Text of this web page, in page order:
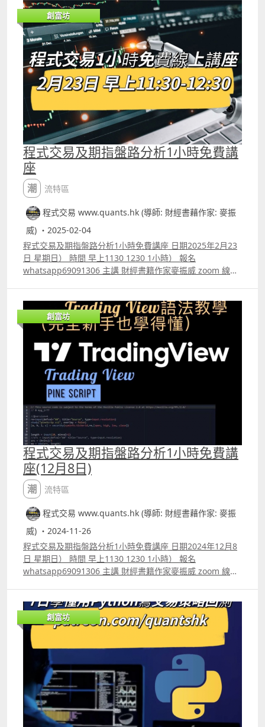
Footprint chart教學及用trading view自制Footprint chart
方法 4.如何快速將pine script寫的交易策略轉為python版
本 5.如何快速學懂用python寫運用排盤市場深度數據的交
易策略autotrade 6.期指盤路分析原理講解 報名whatspp
69091306 或電郵paul.mark881@gmail.com
創富坊
程式交易及期指盤路分析1小時免費講
座
潮流特區
程式交易 www.quants.hk (導師: 財經書藉作家: 麥振
威) ・2025-02-04
程式交易及期指盤路分析1小時免費講座 日期2025年2月23
日 星期日） 時間 早上1130 1230 1小時） 報名
whatsapp69091306 主講 財經書籍作家麥振威 zoom 線上
Footprint chart教學及用trading view自制Footprint chart
方法 4.如何快速將pine script寫的交易策略轉為python版
本 5.如何快速學懂用python寫運用排盤市場深度數據的交
易策略autotrade 6.期指盤路分析原理講解 報名whatspp
69091306 或電郵paul.mark881@gmail.com
創富坊
程式交易及期指盤路分析1小時免費講
座(12月8日)
潮流特區
程式交易 www.quants.hk (導師: 財經書藉作家: 麥振
威) ・2024-11-26
程式交易及期指盤路分析1小時免費講座 日期2024年12月8
日 星期日） 時間 早上1130 1230 1小時） 報名
whatsapp69091306 主講 財經書籍作家麥振威 zoom 線上
Footprint chart教學及用trading view自制Footprint chart
方法 4.如何快速將pine script寫的交易策略轉為python版
本 5.如何快速學懂用python寫運用排盤市場深度數據的交
易策略autotrade 6.期指盤路分析原理講解 報名whatspp
69091306 或電郵paul.mark881@gmail.com
創富坊